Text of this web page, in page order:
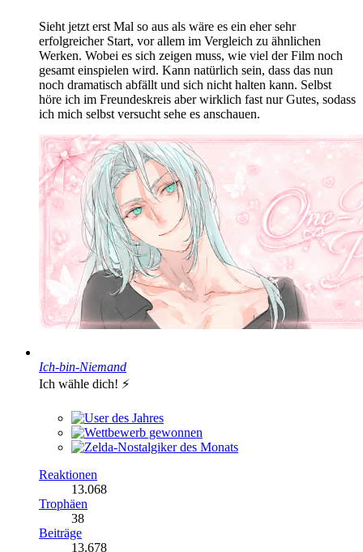
Sieht jetzt erst Mal so aus als wäre es ein eher sehr
erfolgreicher Start, vor allem im Vergleich zu ähnlichen
Werken. Wobei es sich zeigen muss, wie viel der Film noch
gesamt einspielen wird. Kann natürlich sein, dass das nun
noch dramatisch abfällt und sich nicht halten kann. Selbst
höre ich im Freundeskreis aber wirklich fast nur Gutes, sodass
ich mich selbst versucht sehe es anschauen.
Ich-bin-Niemand
Ich wähle dich! ⚡️
Reaktionen
13.068
Trophäen
38
Beiträge
13.678